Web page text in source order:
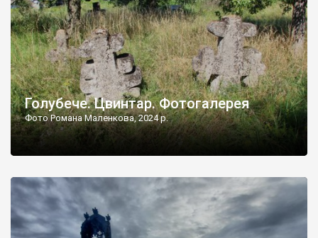
Голубече. Цвинтар. Фотогалерея
Фото Романа Маленкова, 2024 р.